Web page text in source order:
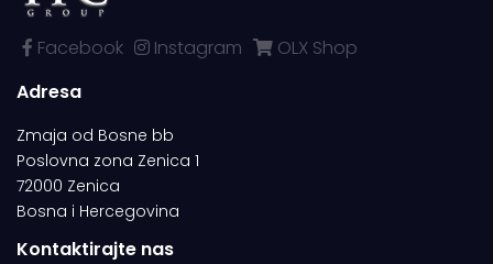
Facebook Instagram
OLX Shop
Adresa
Zmaja od Bosne bb
Poslovna zona Zenica 1
72000 Zenica
Bosna i Hercegovina
Kontaktirajte nas